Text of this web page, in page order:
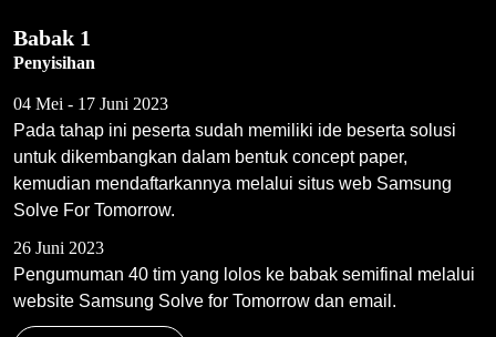
Babak 1
Penyisihan
04 Mei - 17 Juni 2023
Pada tahap ini peserta sudah memiliki ide beserta solusi
untuk dikembangkan dalam bentuk concept paper,
kemudian mendaftarkannya melalui situs web Samsung
Solve For Tomorrow.
26 Juni 2023
Pengumuman 40 tim yang lolos ke babak semifinal melalui
website Samsung Solve for Tomorrow dan email.